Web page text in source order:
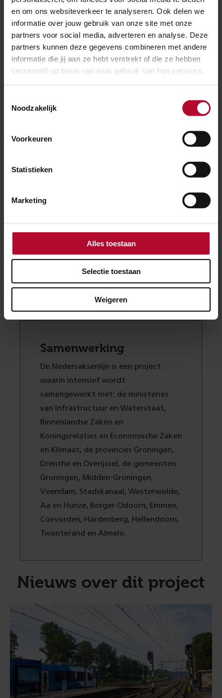
en om ons websiteverkeer te analyseren. Ook delen we
informatie over jouw gebruik van onze site met onze
partners voor social media, adverteren en analyse. Deze
partners kunnen deze gegevens combineren met andere
informatie die jij aan ze hebt verstrekt of die ze hebben
verzameld op basis van jouw gebruik van hun services.
Noodzakelijk
Voorkeuren
Statistieken
Marketing
Alles toestaan
Selectie toestaan
Weigeren
Mogelijk traject van de
Nedersaksenlijn
Mogelijk traject van de Nedersaksenlijn (de exacte
ligging moet nog worden bepaald)
Samenwerking
De Nedersaksenlijn is een project
waarin intensief wordt
samengewerkt met: de ministeries
van Infrastructuur en Waterstaat,
Binnenlandse Zaken en
Koningsrelaties en Economische Zaken
en Klimaat, de provincies Groningen,
Drenthe en Overijssel, de gemeenten
Groningen, Midden-Groningen,
Veendam, Stadskanaal, Westerwolde,
Aa en Hunze, Borger-Odoorn, Emmen,
Coevorden, Hardenberg, Hellendoorn,
Twenterand en Almelo.
Nieuws over dit project